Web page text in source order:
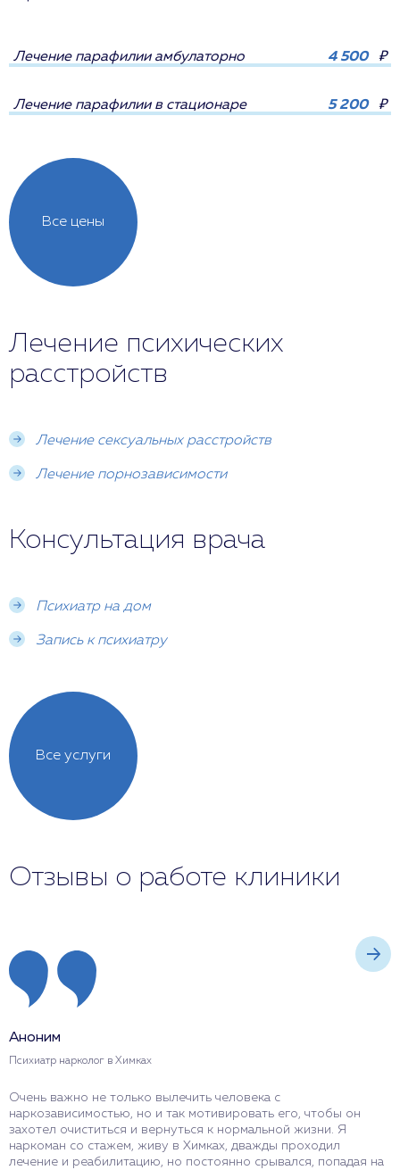
Все цены
Лечение парафилии амбулаторно 4 500 ₽
Лечение парафилии в стационаре 5 200 ₽
Лечение психических
расстройств
Лечение сексуальных расстройств
Лечение порнозависимости
Консультация врача
Психиатр на дом
Запись к психиатру
Все услуги
Отзывы о работе клиники
Аноним
Психиатр нарколог в Химках
Очень важно не только вылечить человека с
наркозависимостью, но и так мотивировать его, чтобы он
захотел очиститься и вернуться к нормальной жизни. Я
наркоман со стажем, живу в Химках, дважды проходил
лечение и реабилитацию, но постоянно срывался, попадая на